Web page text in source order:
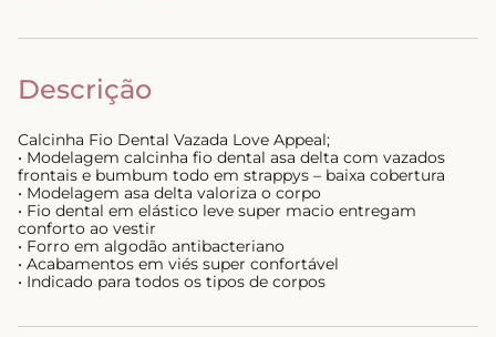
Descrição
Calcinha Fio Dental Vazada Love Appeal;
• Modelagem calcinha fio dental asa delta com vazados
frontais e bumbum todo em strappys – baixa cobertura
• Modelagem asa delta valoriza o corpo
• Fio dental em elástico leve super macio entregam
conforto ao vestir
• Forro em algodão antibacteriano
• Acabamentos em viés super confortável
• Indicado para todos os tipos de corpos